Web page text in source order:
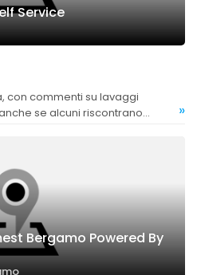
Service
se alcuni riscontrano
»
Bergamo Powered By